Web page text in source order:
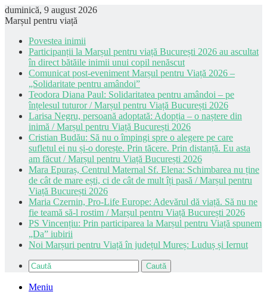
duminică, 9 august 2026
Marșul pentru viață
Povestea inimii
Participanții la Marșul pentru viață București 2026 au ascultat
în direct bătăile inimii unui copil nenăscut
Comunicat post-eveniment Marșul pentru Viață 2026 –
„Solidaritate pentru amândoi”
Teodora Diana Paul: Solidaritatea pentru amândoi – pe
înțelesul tuturor / Marșul pentru Viață București 2026
Larisa Negru, persoană adoptată: Adopția – o naștere din
inimă / Marșul pentru Viață București 2026
Cristian Budău: Să nu o împingi spre o alegere pe care
sufletul ei nu și-o dorește. Prin tăcere. Prin distanță. Eu asta
am făcut / Marșul pentru Viață București 2026
Mara Epuraș, Centrul Maternal Sf. Elena: Schimbarea nu ține
de cât de mare ești, ci de cât de mult îți pasă / Marșul pentru
Viață București 2026
Maria Czernin, Pro-Life Europe: Adevărul dă viață. Să nu ne
fie teamă să-l rostim / Marșul pentru Viață București 2026
PS Vincențiu: Prin participarea la Marșul pentru Viață spunem
„Da” iubirii
Noi Marșuri pentru Viață în județul Mureș: Luduș și Iernut
Caută
Meniu